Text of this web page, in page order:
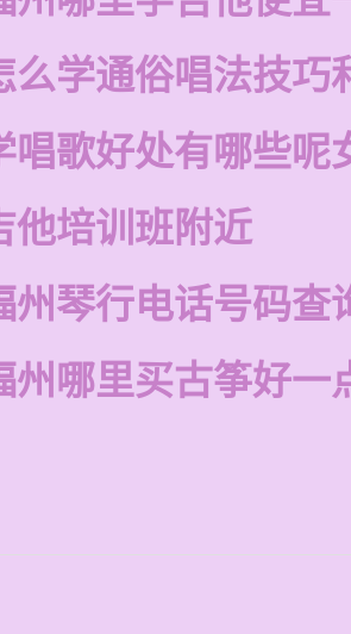
么学通俗唱法技巧
唱歌好处有哪些呢
他培训班附近
州琴行电话号码查
州哪里买古筝好一